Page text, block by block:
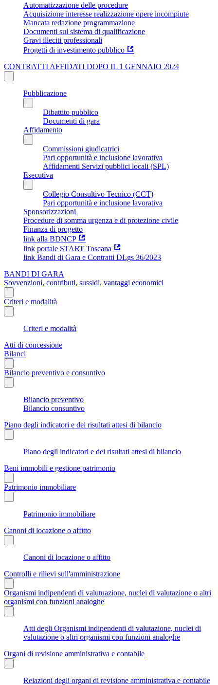
Automatizzazione delle procedure
Acquisizione interesse realizzazione opere incompiute
Mancata redazione programmazione
Documenti sul sistema di qualificazione
Gravi illeciti professionali
Progetti di investimento pubblico
CONTRATTI AFFIDATI DOPO IL 1 GENNAIO 2024
Pubblicazione
Dibattito pubblico
Documenti di gara
Affidamento
Commissioni giudicatrici
Pari opportunità e inclusione lavorativa
Affidamenti Servizi pubblici locali (SPL)
Esecutiva
Collegio Consultivo Tecnico (CCT)
Pari opportunità e inclusione lavorativa
Sponsorizzazioni
Procedure di somma urgenza e di protezione civile
Finanza di progetto
link alla BDNCP
link portale START Toscana
link Bandi di Gara e Contratti DLgs 36/2023
BANDI DI GARA
Sovvenzioni, contributi, sussidi, vantaggi economici
Criteri e modalità
Criteri e modalità
Atti di concessione
Bilanci
Bilancio preventivo e consuntivo
Bilancio preventivo
Bilancio consuntivo
Piano degli indicatori e dei risultati attesi di bilancio
Piano degli indicatori e dei risultati attesi di bilancio
Beni immobili e gestione patrimonio
Patrimonio immobiliare
Patrimonio immobiliare
Canoni di locazione o affitto
Canoni di locazione o affitto
Controlli e rilievi sull'amministrazione
Organismi indipendenti di valutuazione, nuclei di valutazione o altri
organismi con funzioni analoghe
Atti degli Organismi indipendenti di valutazione, nuclei di
valutazione o altri organismi con funzioni analoghe
Organi di revisione amministrativa e contabile
Relazioni degli organi di revisione amministrativa e contabile